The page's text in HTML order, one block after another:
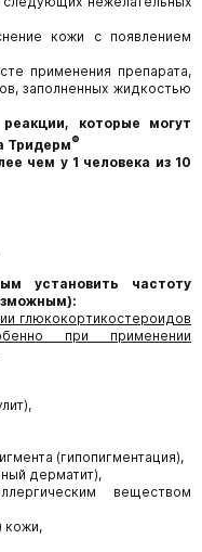
кожи с появлением
применения препарата,
заполненных жидкостью
которые могут
Тридерм®
чем у 1 человека из 10
установить частоту
глюкокортикостероидов
при применении
(гипопигментация),
дерматит),
веществом
кожи,